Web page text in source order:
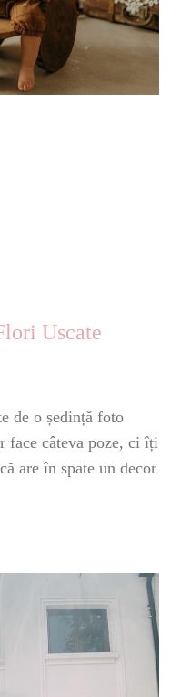
Uscate
de o ședință foto
face câteva poze, ci îți
are în spate un decor